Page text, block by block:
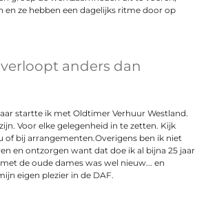
en ze hebben een dagelijks ritme door op
anders dan
startte ik met Oldtimer Verhuur Westland.
Voor elke gelegenheid in te zetten. Kijk
of bij arrangementen.Overigens ben ik niet
en ontzorgen want dat doe ik al bijna 25 jaar
de oude dames was wel nieuw... en
eigen plezier in de DAF.